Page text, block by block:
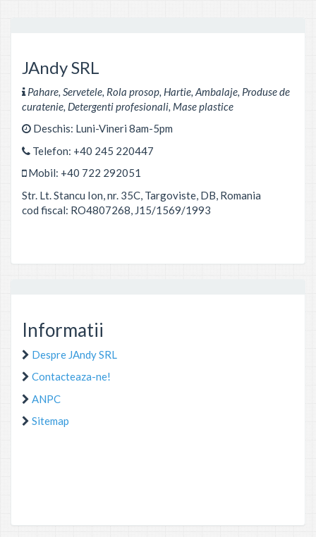
JAndy SRL
Pahare, Servetele, Rola prosop, Hartie, Ambalaje, Produse de
curatenie, Detergenti profesionali, Mase plastice
Deschis: Luni-Vineri 8am-5pm
Telefon: +40 245 220447
Mobil: +40 722 292051
Str. Lt. Stancu Ion, nr. 35C Targoviste DB Romania
cod fiscal: RO4807268, J15/1569/1993
Informatii
Despre JAndy SRL
Contacteaza-ne!
ANPC
Sitemap